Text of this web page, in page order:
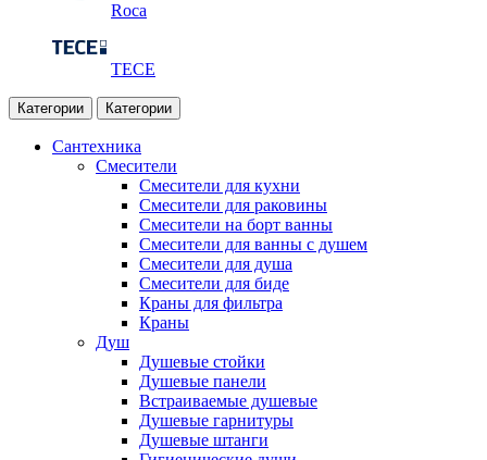
Roca
TECE
Категории Категории
Сантехника
Смесители
Смесители для кухни
Смесители для раковины
Смесители на борт ванны
Смесители для ванны с душем
Смесители для душа
Смесители для биде
Краны для фильтра
Краны
Душ
Душевые стойки
Душевые панели
Встраиваемые душевые
Душевые гарнитуры
Душевые штанги